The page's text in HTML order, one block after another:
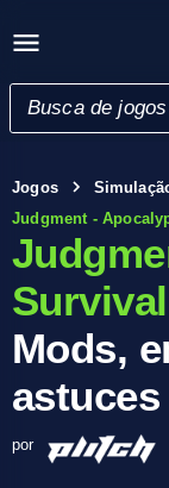
Jogos
Judgment -
Mods,
astuces
por